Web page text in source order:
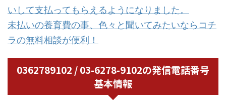
いして支払ってもらえるようになりました。
未払いの養育費の事、色々と聞いてみたいならコチ
ラの無料相談が便利！
0362789102 / 03-6278-9102の発信電話番号
基本情報